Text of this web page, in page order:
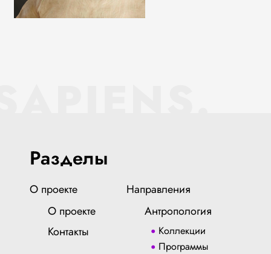
Разделы
О проекте
О проекте
Контакты
Направления
Антропология
Коллекции
Программы